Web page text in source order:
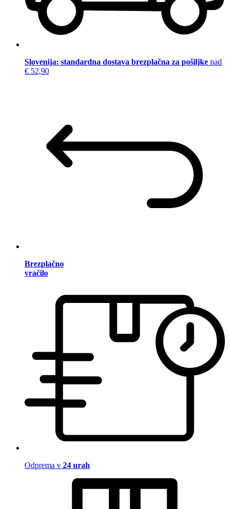
Slovenija: standardna dostava brezplačna za pošiljke nad
€ 52,90
Brezplačno
vračilo
Odprema v 24 urah